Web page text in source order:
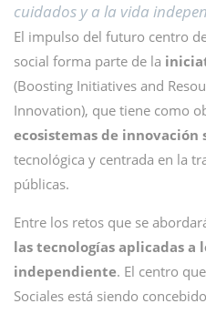
cuidados y a la vida
El impulso del futuro centro
social forma parte de la
(Boosting Initiatives and
Innovation), que tiene como
ecosistemas de innovación
tecnológica y centrada en la
públicas.
Entre los retos que se
las tecnologías aplicadas a
independiente. El centro
Sociales está siendo